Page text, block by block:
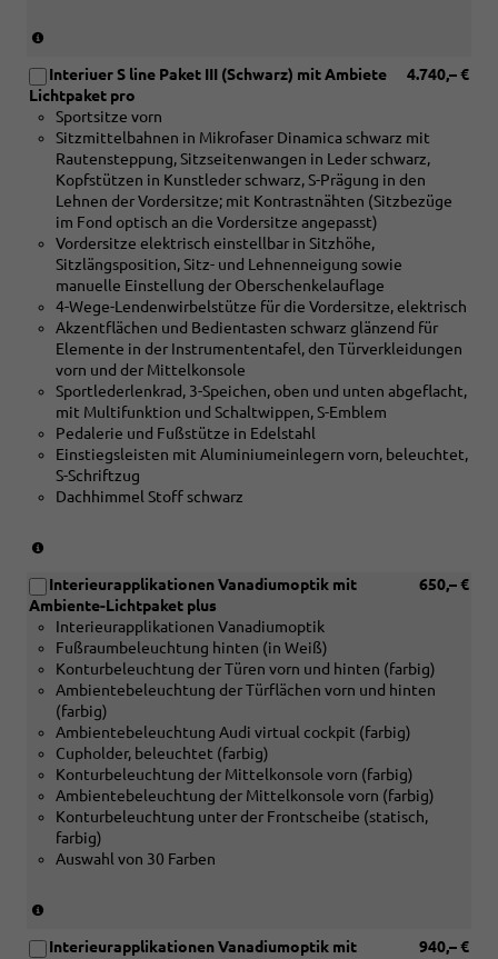
[4D3]
Sitzbelüftung
vorn)
Verbindung
mit
[5MB]
Dekoreinlagen
Aluminium
matt
gebürstet
oder
[5MK]
Dekoreinlagen
Carbon
Mikro-
Köper
Struktur)
4.740,– €
Interiuer S line Paket III (Schwarz) mit Ambiete
Lichtpaket pro
Sportsitze vorn
Sitzmittelbahnen in Mikrofaser Dinamica schwarz mit
Rautensteppung, Sitzseitenwangen in Leder schwarz,
Kopfstützen in Kunstleder schwarz, S-Prägung in den
Lehnen der Vordersitze; mit Kontrastnähten (Sitzbezüge
im Fond optisch an die Vordersitze angepasst)
Vordersitze elektrisch einstellbar in Sitzhöhe,
Sitzlängsposition, Sitz- und Lehnenneigung sowie
manuelle Einstellung der Oberschenkelauflage
4-Wege-Lendenwirbelstütze für die Vordersitze, elektrisch
Akzentflächen und Bedientasten schwarz glänzend für
Elemente in der Instrumententafel, den Türverkleidungen
vorn und der Mittelkonsole
Sportlederlenkrad, 3-Speichen, oben und unten abgeflacht,
mit Multifunktion und Schaltwippen, S-Emblem
Pedalerie und Fußstütze in Edelstahl
Einstiegsleisten mit Aluminiumeinlegern vorn, beleuchtet,
S-Schriftzug
Dachhimmel Stoff schwarz
Verbindung
mit
[5MB]
Dekoreinlagen
Aluminium
matt
gebürstet
oder
[5MK]
Dekoreinlagen
Carbon
Mikro-
Köper
Struktur)
650,– €
Interieurapplikationen Vanadiumoptik mit
Ambiente-Lichtpaket plus
Interieurapplikationen Vanadiumoptik
Fußraumbeleuchtung hinten (in Weiß)
Konturbeleuchtung der Türen vorn und hinten (farbig)
Ambientebeleuchtung der Türflächen vorn und hinten
(farbig)
Ambientebeleuchtung Audi virtual cockpit (farbig)
Cupholder, beleuchtet (farbig)
Konturbeleuchtung der Mittelkonsole vorn (farbig)
Ambientebeleuchtung der Mittelkonsole vorn (farbig)
Konturbeleuchtung unter der Frontscheibe (statisch,
farbig)
Auswahl von 30 Farben
Verbindung
940,– €
Interieurapplikationen Vanadiumoptik mit